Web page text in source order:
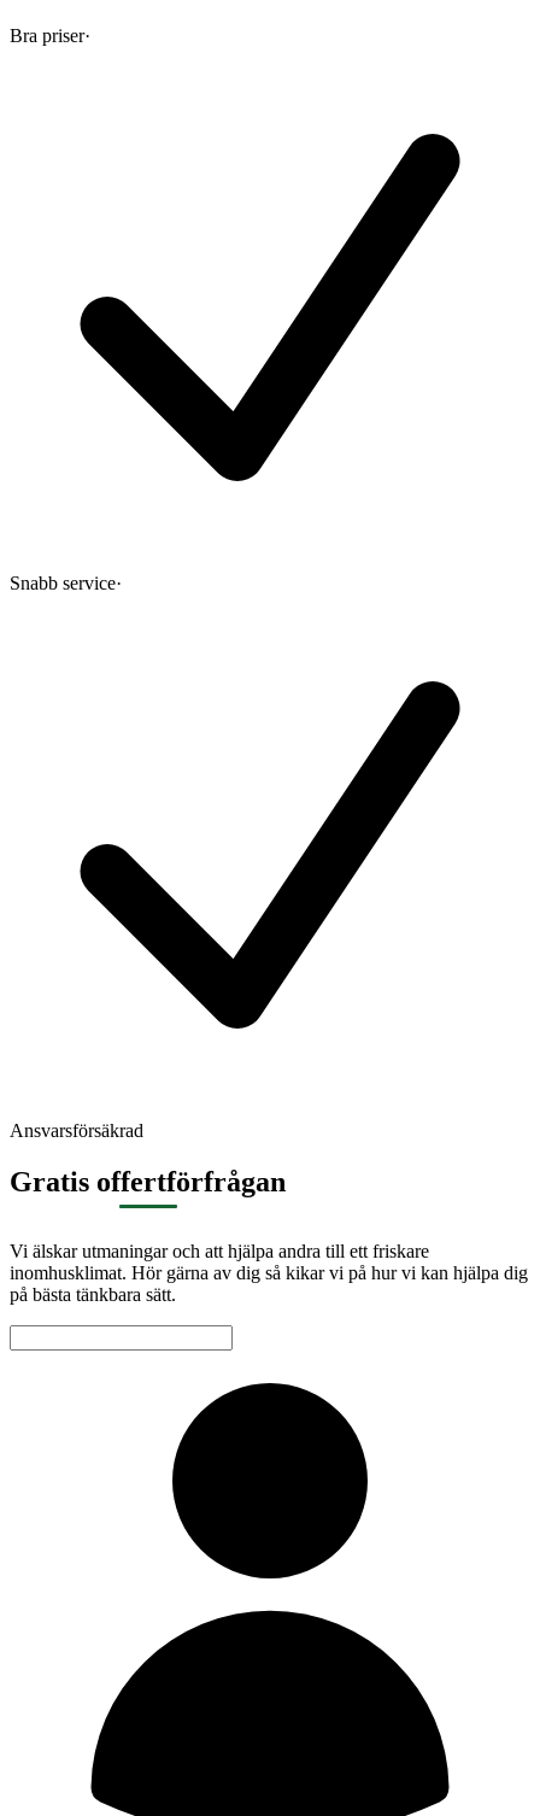
Bra priser·
Snabb service·
Ansvarsförsäkrad
Gratis offertförfrågan
Vi älskar utmaningar och att hjälpa andra till ett friskare
inomhusklimat. Hör gärna av dig så kikar vi på hur vi kan hjälpa dig
på bästa tänkbara sätt.